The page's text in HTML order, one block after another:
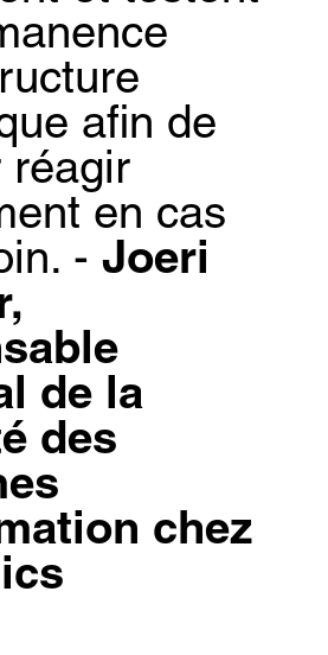
afin de
réagir
en cas
- Joeri
de la
des
chez